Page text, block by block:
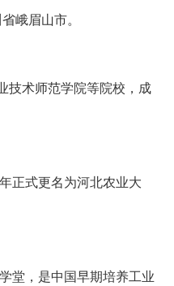
峨眉山市。
技术师范学院等院校，成
正式更名为河北农业大
堂，是中国早期培养工业